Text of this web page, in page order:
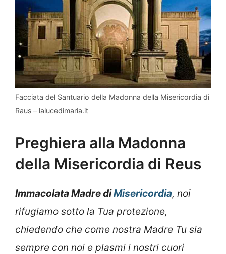
Facciata del Santuario della Madonna della Misericordia di
Raus – lalucedimaria.it
Preghiera alla Madonna
della Misericordia di Reus
Immacolata Madre diMisericordia, noi
rifugiamo sotto la Tua protezione,
chiedendo che come nostra Madre Tu sia
sempre con noi e plasmi i nostri cuori